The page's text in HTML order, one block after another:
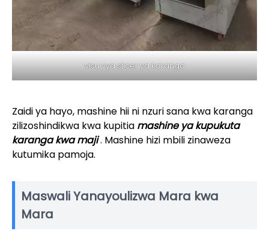
visu vya slicer ya karanga
Zaidi ya hayo, mashine hii ni nzuri sana kwa karanga
zilizoshindikwa kwa kupitia mashine ya kupukuta
karanga kwa maji. Mashine hizi mbili zinaweza
kutumika pamoja.
Maswali Yanayoulizwa Mara kwa
Mara